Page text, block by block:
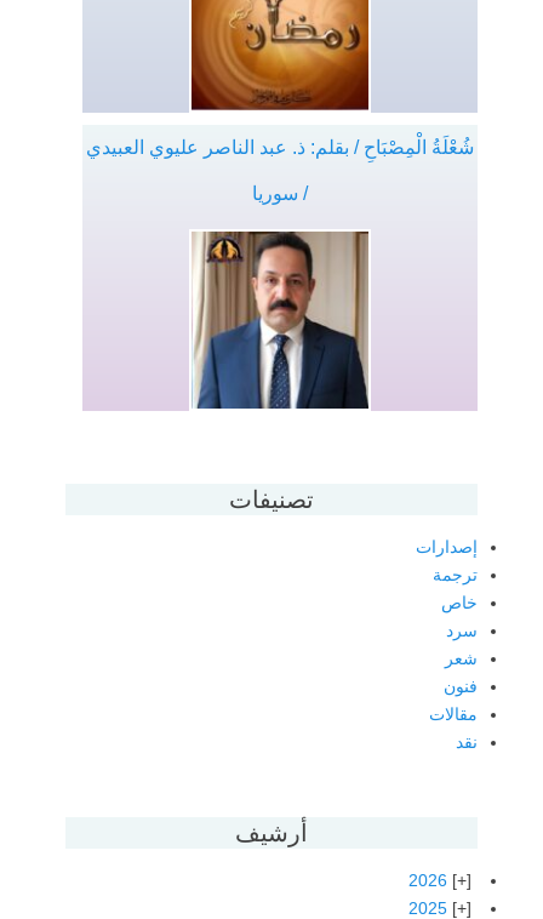
شُعْلَةُ الْمِصْبَاحِ / بقلم: ذ. عبد الناصر عليوي العبيدي
/ سوريا
تصنيفات
إصدارات
ترجمة
خاص
سرد
شعر
فنون
مقالات
نقد
أرشيف
2026
2025